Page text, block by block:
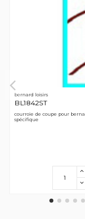
bernard loisirs
BL1842ST
courroie de coupe pour
spécifique